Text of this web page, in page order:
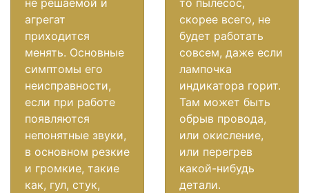
не решаемой и
агрегат
приходится
менять. Основные
симптомы его
неисправности,
если при работе
появляются
непонятные звуки,
в основном резкие
и громкие, такие
как, гул, стук,
то пылесос,
скорее всего, не
будет работать
совсем, даже если
лампочка
индикатора горит.
Там может быть
обрыв провода,
или окисление,
или перегрев
какой-нибудь
детали.